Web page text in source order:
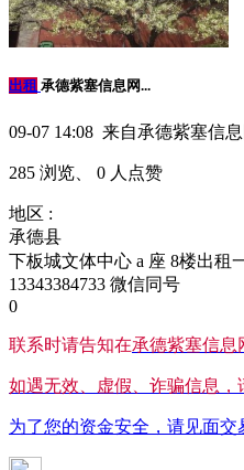
出租 承德紫塞信息网...
09-07 14:08 来自承德紫塞信息
285 浏览、 0 人点赞
地区 :
承德县
下板城文体中心 a 座 8楼出租
13343384733 微信同号
0
联系时请告知在承德紫塞信息
如遇无效、虚假、诈骗信息，
为了您的资金安全，请见面